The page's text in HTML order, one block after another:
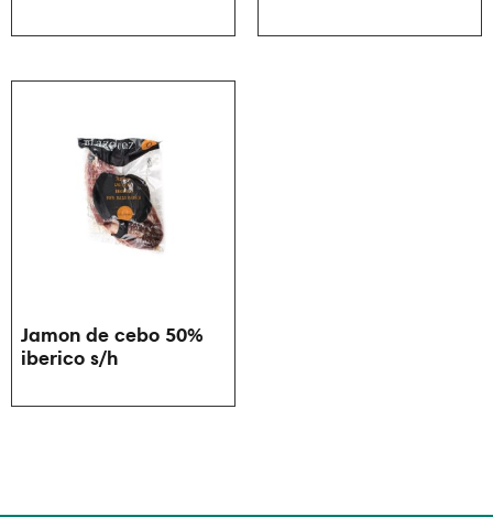
Jamon de cebo 50%
iberico s/h